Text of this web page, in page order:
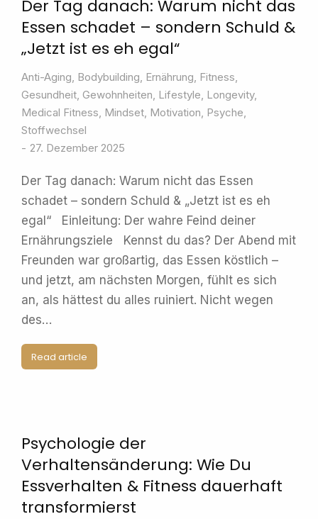
Der Tag danach: Warum nicht das
Essen schadet – sondern Schuld &
„Jetzt ist es eh egal“
Anti-Aging, Bodybuilding, Ernährung, Fitness,
Gesundheit, Gewohnheiten, Lifestyle, Longevity,
Medical Fitness, Mindset, Motivation, Psyche,
Stoffwechsel
27. Dezember 2025
Der Tag danach: Warum nicht das Essen
schadet – sondern Schuld & „Jetzt ist es eh
egal“ Einleitung: Der wahre Feind deiner
Ernährungsziele Kennst du das? Der Abend mit
Freunden war großartig, das Essen köstlich –
und jetzt, am nächsten Morgen, fühlt es sich
an, als hättest du alles ruiniert. Nicht wegen
des…
Read article
Psychologie der
Verhaltensänderung: Wie Du
Essverhalten & Fitness dauerhaft
transformierst